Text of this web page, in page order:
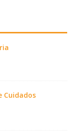
Cuidados